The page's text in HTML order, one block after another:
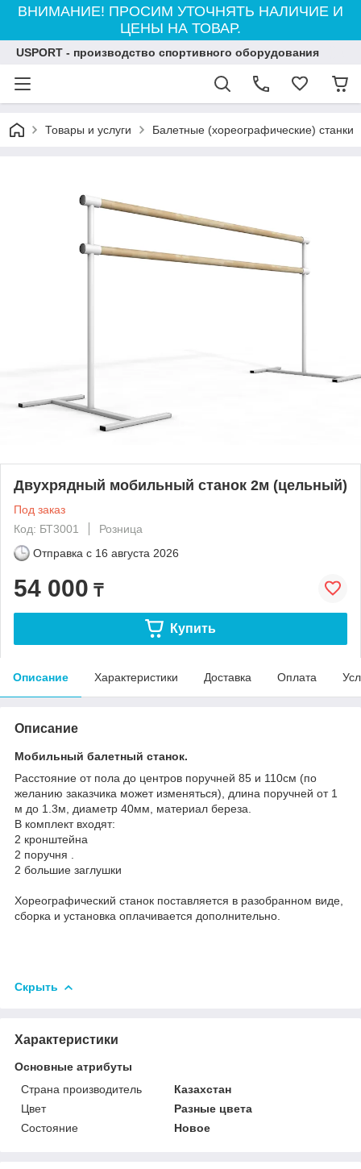
ВНИМАНИЕ! ПРОСИМ УТОЧНЯТЬ НАЛИЧИЕ И
ЦЕНЫ НА ТОВАР.
USPORT - производство спортивного оборудования
Товары и услуги Балетные (хореографические) станки
Двухрядный мобильный станок 2м (цельный)
Под заказ
Код: БТ3001
Розница
Отправка с 16 августа 2026
54 000 ₸
Купить
Описание Характеристики Доставка Оплата
Описание
Мобильный балетный станок.
Расстояние от пола до центров поручней 85 и 110см (по
желанию заказчика может изменяться), длина поручней от 1
м до 1.3м, диаметр 40мм, материал береза.
В комплект входят:
2 кронштейна
2 поручня .
2 большие заглушки
Хореографический станок поставляется в разобранном виде,
сборка и установка оплачивается дополнительно.
Скрыть
Характеристики
Основные атрибуты
Страна производитель
Казахстан
Цвет
Разные цвета
Состояние
Новое